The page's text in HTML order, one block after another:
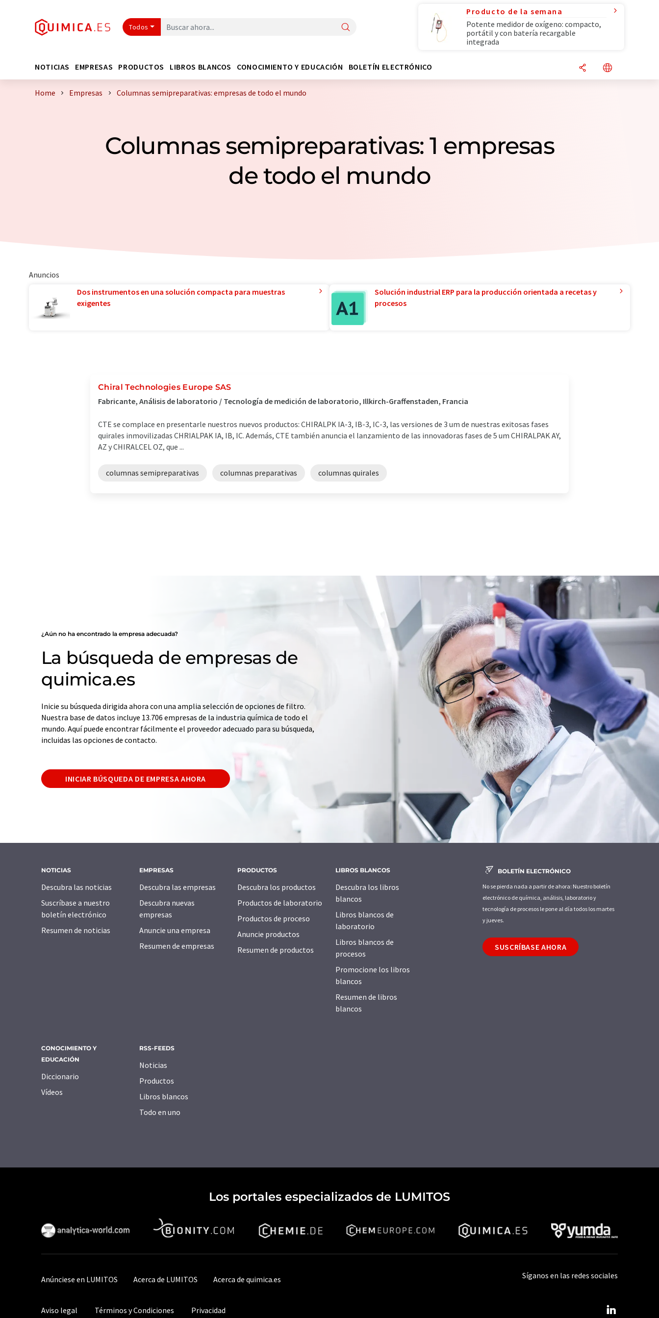
Todos
Producto de la semana
Potente medidor de oxígeno: compacto,
portátil y con batería recargable
integrada
NOTICIAS EMPRESAS PRODUCTOS LIBROS BLANCOS CONOCIMIENTO Y EDUCACIÓN BOLETÍN ELECTRÓNICO
Home Empresas Columnas semipreparativas: empresas de todo el mundo
Columnas semipreparativas: 1 empresas
de todo el mundo
Anuncios
Dos instrumentos en una solución compacta para muestras
exigentes
Solución industrial ERP para la producción orientada a recetas y
procesos
Chiral Technologies Europe SAS
Fabricante, Análisis de laboratorio / Tecnología de medición de laboratorio, Illkirch-Graffenstaden, Francia
CTE se complace en presentarle nuestros nuevos productos: CHIRALPK IA-3, IB-3, IC-3, las versiones de 3 um de nuestras exitosas fases
quirales inmovilizadas CHRIALPAK IA, IB, IC. Además, CTE también anuncia el lanzamiento de las innovadoras fases de 5 um CHIRALPAK AY,
AZ y CHIRALCEL OZ, que ...
columnas semipreparativas columnas preparativas columnas quirales
¿Aún no ha encontrado la empresa adecuada?
La búsqueda de empresas de
quimica.es
Inicie su búsqueda dirigida ahora con una amplia selección de opciones de filtro.
Nuestra base de datos incluye 13.706 empresas de la industria química de todo el
mundo. Aquí puede encontrar fácilmente el proveedor adecuado para su búsqueda,
incluidas las opciones de contacto.
INICIAR BÚSQUEDA DE EMPRESA AHORA
NOTICIAS
Descubra las noticias
Suscríbase a nuestro
boletín electrónico
Resumen de noticias
EMPRESAS
Descubra las empresas
Descubra nuevas
empresas
Anuncie una empresa
Resumen de empresas
PRODUCTOS
Descubra los productos
Productos de laboratorio
Productos de proceso
Anuncie productos
Resumen de productos
LIBROS BLANCOS
Descubra los libros
blancos
Libros blancos de
laboratorio
Libros blancos de
procesos
Promocione los libros
blancos
Resumen de libros
blancos
CONOCIMIENTO Y
EDUCACIÓN
Diccionario
Vídeos
RSS-FEEDS
Noticias
Productos
Libros blancos
Todo en uno
BOLETÍN ELECTRÓNICO
No se pierda nada a partir de ahora: Nuestro boletín
electrónico de química, análisis, laboratorio y
tecnología de procesos le pone al día todos los martes
y jueves.
SUSCRÍBASE AHORA
Los portales especializados de LUMITOS
Anúnciese en LUMITOS Acerca de LUMITOS Acerca de quimica.es
Aviso legal Términos y Condiciones Privacidad
Síganos en las redes sociales